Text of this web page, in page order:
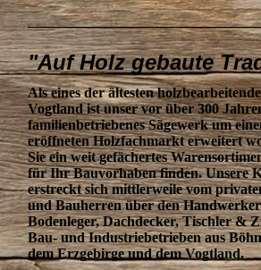
"Auf Holz gebaute
Als eines der ältesten
Vogtland ist unser vor über 300
familienbetriebenes Sägewerk um
eröffneten Holzfachmarkt erweitert
Sie ein weit gefächertes
für Ihr Bauvorhaben finden. Unsere
erstreckt sich mittlerweile vom
und Bauherren über den
Bodenleger, Dachdecker, Tischler &
Bau- und Industriebetrieben aus
dem Erzgebirge und dem Vogtland.